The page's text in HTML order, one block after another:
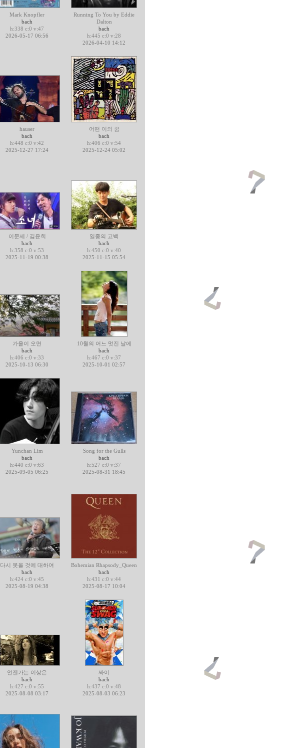
Mark Knopfler
bach
h:338 c:0 v:47
2026-05-17 06:56
Running To You by Eddie
Dalton
bach
h:445 c:0 v:28
2026-04-10 14:12
hauser
bach
h:448 c:0 v:42
2025-12-27 17:24
어떤 이의 꿈
bach
h:406 c:0 v:54
2025-12-24 05:02
이문세 / 김윤희
bach
h:358 c:0 v:53
2025-11-19 00:38
일종의 고백
bach
h:450 c:0 v:40
2025-11-15 05:54
가을이 오면
bach
h:406 c:0 v:33
2025-10-13 06:30
10월의 어느 멋진 날에
bach
h:467 c:0 v:37
2025-10-01 02:57
Yunchan Lim
bach
h:440 c:0 v:63
2025-09-05 06:25
Song for the Gulls
bach
h:527 c:0 v:37
2025-08-31 18:45
다시 못올 것에 대하여
bach
h:424 c:0 v:45
2025-08-19 04:38
Bohemian Rhapsody_Queen
bach
h:431 c:0 v:44
2025-08-17 10:04
언젠가는 이상은
bach
h:427 c:0 v:55
2025-08-08 03:17
싸이
bach
h:437 c:0 v:48
2025-08-03 06:23